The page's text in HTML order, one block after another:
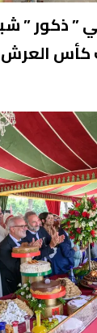
” ذكور ”
كأس